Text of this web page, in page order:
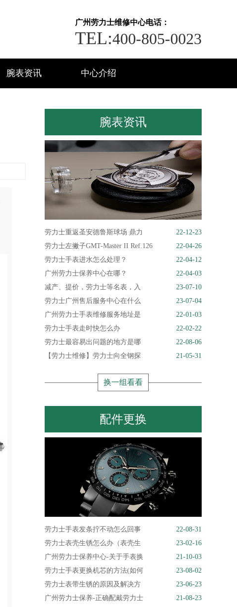
广州劳力士维修中心电话：
TEL:400-805-0023
腕表资讯 中心介绍
腕表资讯
劳力士重返圣安德鲁斯球场 鼎力
22-12-23
劳力士左撇子GMT-Master II Ref.126
22-04-26
劳力士手表进水怎么处理？
22-04-12
广州劳力士保养中心在哪？
22-04-03
减产、提价，劳力士等名表，入
23-07-10
劳力士广州售后服务中心在什么
23-07-04
广州劳力士手表维修服务地址是
22-01-03
劳力士手表走时快怎么办
22-02-22
劳力士最容易出问题的地方是哪
22-08-06
【劳力士维修】劳力士向全钢探
21-05-31
换一组看看
配件更换
劳力士手表发条拧不动怎么回事
22-08-31
劳力士表壳生锈怎么办（表壳生
23-02-16
广州劳力士保养中心-关于手表换
21-10-03
劳力士手表更换机芯的方法(如何
23-08-02
劳力士表带生锈的原因及解决方
23-06-23
广州劳力士保养-正确配戴劳力士
21-08-23